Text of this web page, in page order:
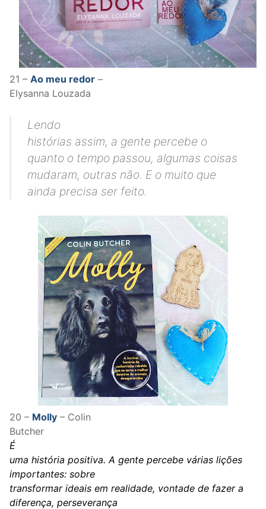
21 – Ao meu redor –
Elysanna Louzada
Lendo
histórias assim, a gente percebe o
quanto o tempo passou, algumas coisas
mudaram, outras não. E o muito que
ainda precisa ser feito.
20 – Molly – Colin
Butcher
É
uma história positiva. A gente percebe várias lições
importantes: sobre
transformar ideais em realidade, vontade de fazer a
diferença, perseverança